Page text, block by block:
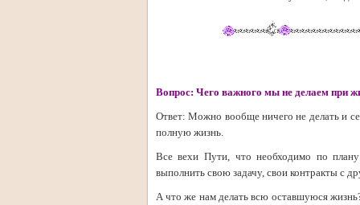
Вопрос: Чего важного мы не делаем при
Ответ: Можно вообще ничего не делать и
полную жизнь.
Все вехи Пути, что необходимо по
выполнить свою задачу, свои контракты с
А что же нам делать всю оставшуюся